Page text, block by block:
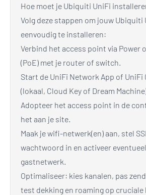
Hoe moet je Ubiquiti UniFi
Volg deze stappen om jouw Ubiquiti
eenvoudig te installeren:
Verbind het access point via Power
(PoE) met je router of switch.
Start de UniFi Network App of
(lokaal, Cloud Key of Dream
Adopteer het access point in de
het aan je site.
Maak je wifi-netwerk(en) aan, stel
wachtwoord in en activeer
gastnetwerk.
Optimaliseer: kies kanalen, pas
test dekking en roaming op cruciale